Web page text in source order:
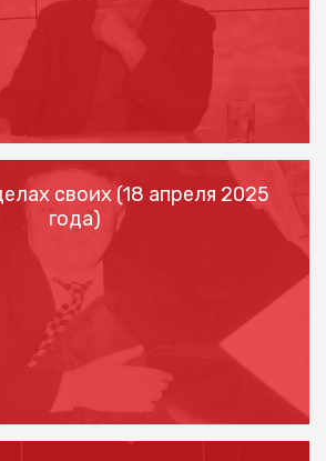
своих (18 апреля 2025
года)